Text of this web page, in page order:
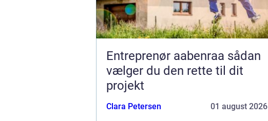
Entreprenør aabenraa sådan
vælger du den rette til dit
projekt
Clara Petersen 01 august 2026